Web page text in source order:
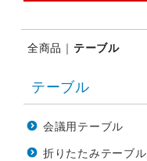
全商品 テーブル
テーブル
会議用テーブル
折りたたみテーブル